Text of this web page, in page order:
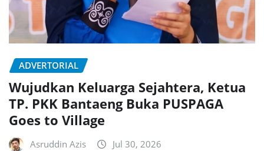
ADVERTORIAL
Wujudkan Keluarga Sejahtera, Ketua
TP. PKK Bantaeng Buka PUSPAGA
Goes to Village
Asruddin Azis Jul 30, 2026